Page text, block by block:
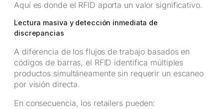
Aquí es donde el RFID aporta un valor significativo.
Lectura masiva y detección inmediata de
discrepancias
A diferencia de los flujos de trabajo basados en
códigos de barras, el RFID identifica múltiples
productos simultáneamente sin requerir un escaneo
por visión directa.
En consecuencia, los retailers pueden: